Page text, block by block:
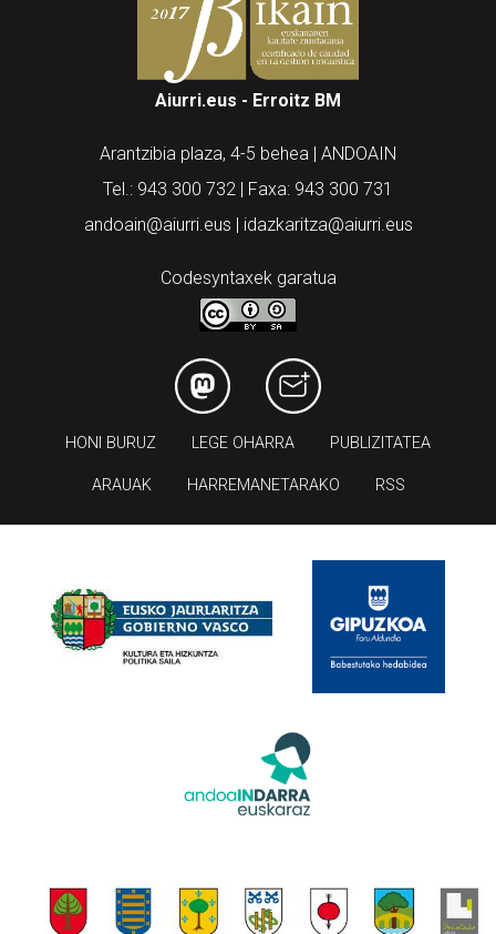
Aiurri.eus - Erroitz BM
Arantzibia plaza, 4-5 behea | ANDOAIN
Tel.: 943 300 732 | Faxa: 943 300 731
andoain@aiurri.eus | idazkaritza@aiurri.eus
Codesyntaxek garatua
HONI BURUZ LEGE OHARRA PUBLIZITATEA
ARAUAK HARREMANETARAKO RSS